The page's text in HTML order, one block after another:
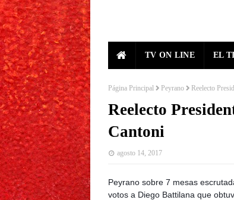
TV ON LINE EL
Página Principal Peyrano Reelecto
Reelecto
Cantoni
agosto 14, 2017
Peyrano sobre 7 mesas
votos a Diego Battilana que